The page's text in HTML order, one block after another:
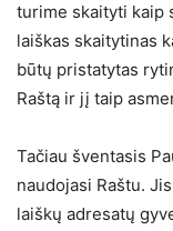
turime skaityti kaip
laiškas skaitytinas
būtų pristatytas
Raštą ir jį taip
Tačiau šventasis
naudojasi Raštu.
laiškų adresatų